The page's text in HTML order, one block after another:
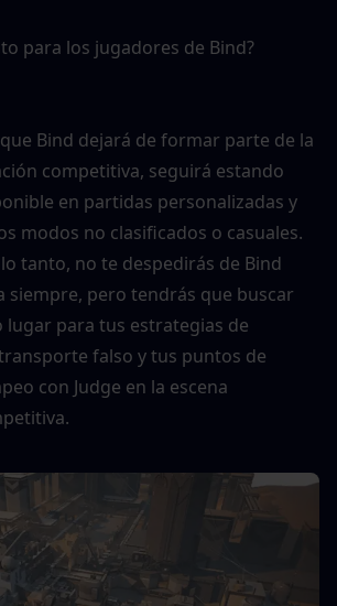
para los jugadores de Bind?
Bind dejará de formar parte de la
competitiva, seguirá estando
en partidas personalizadas y
modos no clasificados o casuales.
tanto, no te despedirás de Bind
siempre, pero tendrás que buscar
lugar para tus estrategias de
falso y tus puntos de
con Judge en la escena